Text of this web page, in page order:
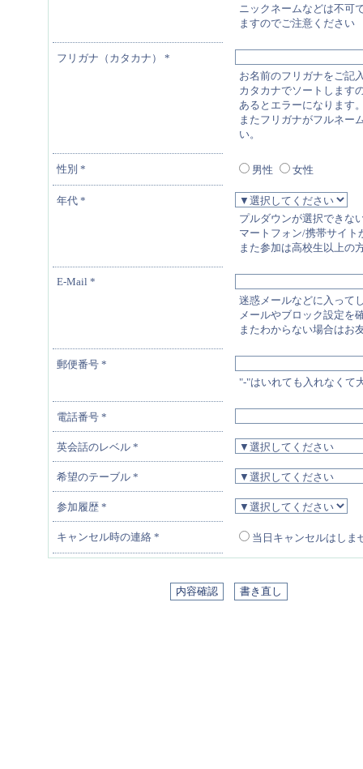
ニックネームなどは不可
ますのでご注意ください
フリガナ（カタカナ） *
お名前のフリガナをご記
カタカナでソートします
あるとエラーになります
またフリガナがフルネー
い。
性別 * 男性 女性
年代 *
プルダウンが選択できな
マートフォン/携帯サイト
また参加は高校生以上の
E-Mail *
迷惑メールなどに入って
メールやブロック設定を
またわからない場合はお
郵便番号 *
"-"はいれても入れなくて
電話番号 *
英会話のレベル *
希望のテーブル *
参加履歴 *
キャンセル時の連絡 * 当日キャンセルはしま